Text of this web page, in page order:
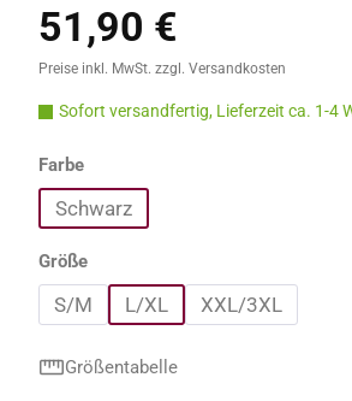
Regulärer Preis:
51,90 €
Preise inkl. MwSt. zzgl. Versandkosten
Sofort versandfertig, Lieferzeit ca. 1-4
Farbeauswählen
Schwarz
Größeauswählen
S/M L/XL XXL/3XL
Größentabelle